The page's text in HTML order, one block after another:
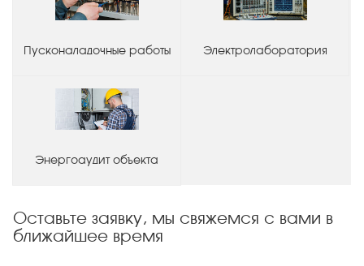
Пусконаладочные работы Электролаборатория
Энергоаудит объекта
Оставьте заявку, мы свяжемся с вами в
ближайшее время